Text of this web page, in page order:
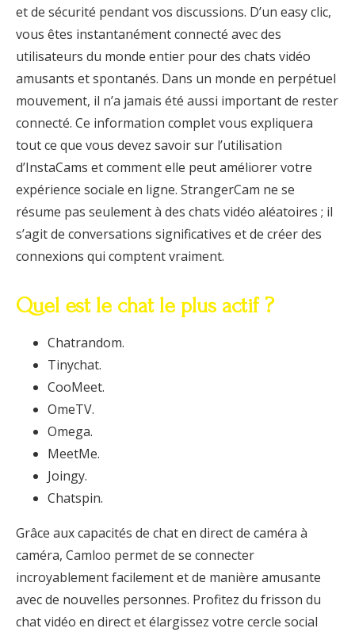
et de sécurité pendant vos discussions. D’un easy clic,
vous êtes instantanément connecté avec des
utilisateurs du monde entier pour des chats vidéo
amusants et spontanés. Dans un monde en perpétuel
mouvement, il n’a jamais été aussi important de rester
connecté. Ce information complet vous expliquera
tout ce que vous devez savoir sur l’utilisation
d’InstaCams et comment elle peut améliorer votre
expérience sociale en ligne. StrangerCam ne se
résume pas seulement à des chats vidéo aléatoires ; il
s’agit de conversations significatives et de créer des
connexions qui comptent vraiment.
Quel est le chat le plus actif ?
Chatrandom.
Tinychat.
CooMeet.
OmeTV.
Omega.
MeetMe.
Joingy.
Chatspin.
Grâce aux capacités de chat en direct de caméra à
caméra, Camloo permet de se connecter
incroyablement facilement et de manière amusante
avec de nouvelles personnes. Profitez du frisson du
chat vidéo en direct et élargissez votre cercle social